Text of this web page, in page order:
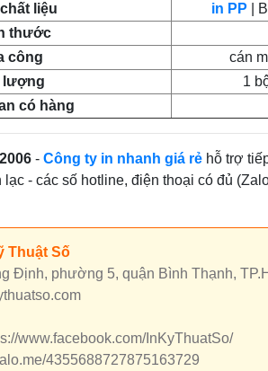
liệu
in PP |
thước
công
cán
lượng
1
có hàng
- Công ty in nhanh giá rẻ hỗ trợ
- các số hotline, điện thoại có đủ
Thuật Số
Định, phường 5, quận Bình Thạnh,
www.facebook.com/InKyThuatSo/
4355688727875163729